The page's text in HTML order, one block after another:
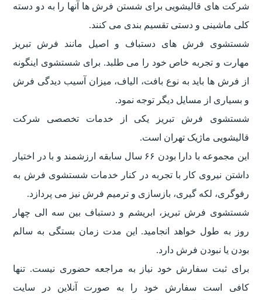
شرکت های قالیشویی برای شستن فرش ها آنها را به دو دسته
کلی ماشینی و دستی تقسیم بندی می کنند.
شستشوی فرش های دستباف و اصیل مانند فرش تبریز
مهارت و تجربه خاص خود را می طلبد. برای شستشوی اینگونه
از فرش ها باید به نوع بافت، الیاف، میزان آسیب دیدگی فرش
و بسیاری از مسایل دیگر توجه نمود.
شستشوی فرش تبریز یکی از خدمات تخصصی شرکت
قالیشویی ماژیک تهران است.
این مجموعه با دارا بودن ۶۶ سال سابقه ارزشمند و با در اختیار
داشتن نیروی کار با تجربه در کنار خدمات شستشوی فرش به
رفوگری، لکه گیری، بازسازی و ترمیم فرش نیز می پردازد.
شستشوی فرش تبریز، ابریشم و دستباف بین سه الی چهار
روز به طول خواهد انجامید. این مدت زمان بستگی به سالم
بودن یا نبودن فرش دارد.
برای ثبت سفارش خود نیاز به مراجعه حضوری نیست. تنها
کافی است سفارش خود را به صورت آنلاین در سایت